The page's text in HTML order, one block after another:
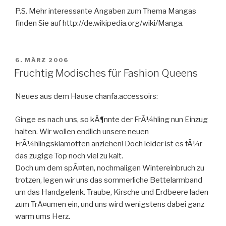
P.S. Mehr interessante Angaben zum Thema Mangas
finden Sie auf http://de.wikipedia.org/wiki/Manga.
VERÖFFENTLICHT
AM
6. MÄRZ 2006
Fruchtig Modisches für Fashion Queens
Neues aus dem Hause chanfa.accessoirs:
Ginge es nach uns, so kÃ¶nnte der FrÃ¼hling nun Einzug
halten. Wir wollen endlich unsere neuen
FrÃ¼hlingsklamotten anziehen! Doch leider ist es fÃ¼r
das zugige Top noch viel zu kalt.
Doch um dem spÃ¤ten, nochmaligen Wintereinbruch zu
trotzen, legen wir uns das sommerliche Bettelarmband
um das Handgelenk. Traube, Kirsche und Erdbeere laden
zum TrÃ¤umen ein, und uns wird wenigstens dabei ganz
warm ums Herz.